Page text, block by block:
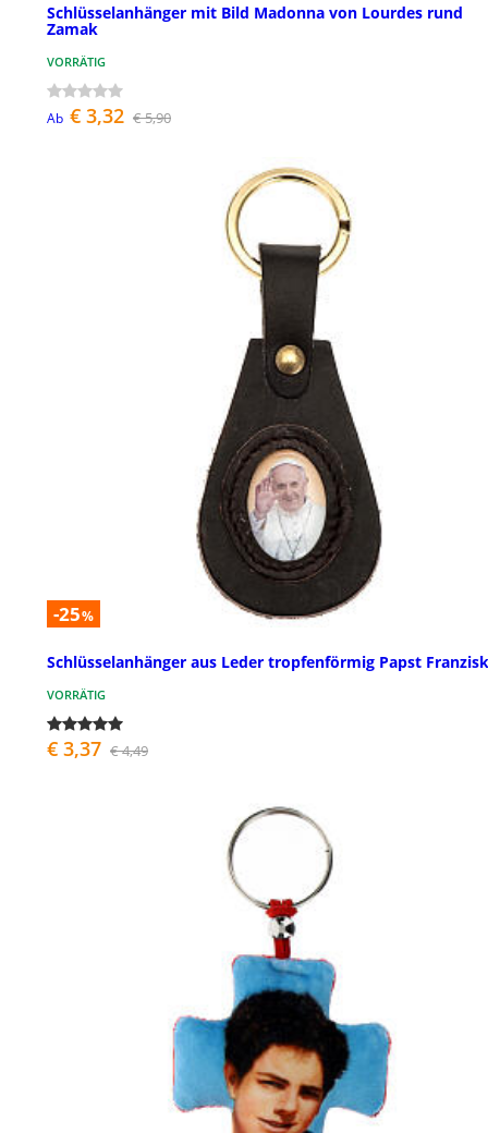
Schlüsselanhänger mit Bild Madonna von Lourdes rund
Zamak
VORRÄTIG
Ab € 3,32 € 5,90
-25%
Schlüsselanhänger aus Leder tropfenförmig Papst
VORRÄTIG
€ 3,37 € 4,49